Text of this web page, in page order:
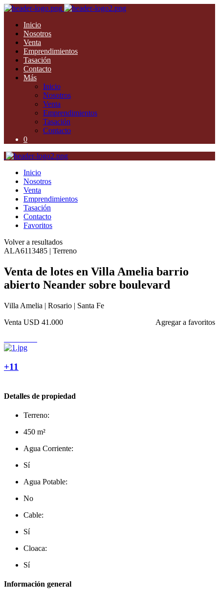
Inicio
Nosotros
Venta
Emprendimientos
Tasación
Contacto
Más
Inicio
Nosotros
Venta
Emprendimientos
Tasación
Contacto
0
Inicio
Nosotros
Venta
Emprendimientos
Tasación
Contacto
Favoritos
Volver a resultados
ALA6113485 | Terreno
Venta de lotes en Villa Amelia barrio
abierto Neander sobre boulevard
Villa Amelia | Rosario | Santa Fe
Agregar a favoritos
Venta USD 41.000
+11
Detalles de propiedad
Terreno:
450 m²
Agua Corriente:
Sí
Agua Potable:
No
Cable:
Sí
Cloaca:
Sí
Información general